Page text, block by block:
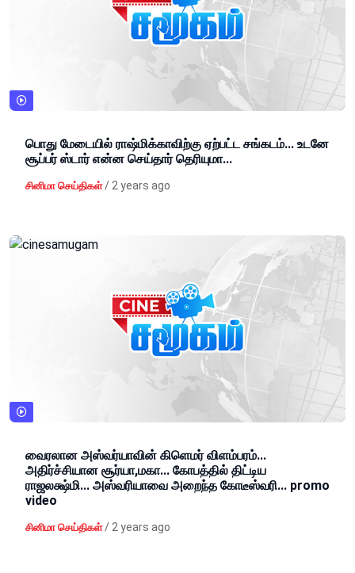
பொது மேடையில் ராஷ்மிக்காவிற்கு ஏற்பட்ட சங்கடம்... உடனே
சூப்பர் ஸ்டார் என்ன செய்தார் தெரியுமா...
சினிமா செய்திகள் /2 years ago
வைரலான அஸ்வர்யாவின் கிளெமர் விளம்பரம்...
அதிர்ச்சியான சூர்யா,மகா... கோபத்தில் திட்டிய
ராஜலக்ஷ்மி... அஸ்வரியாவை அறைந்த கோடீஸ்வரி... promo
video
சினிமா செய்திகள் /2 years ago